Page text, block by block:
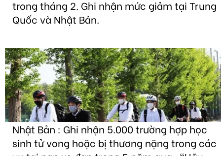
trong tháng 2. Ghi nhận mức giảm tại Trung
Quốc và Nhật Bản.
Nhật Bản : Ghi nhận 5.000 trường hợp học
sinh tử vong hoặc bị thương nặng trong các